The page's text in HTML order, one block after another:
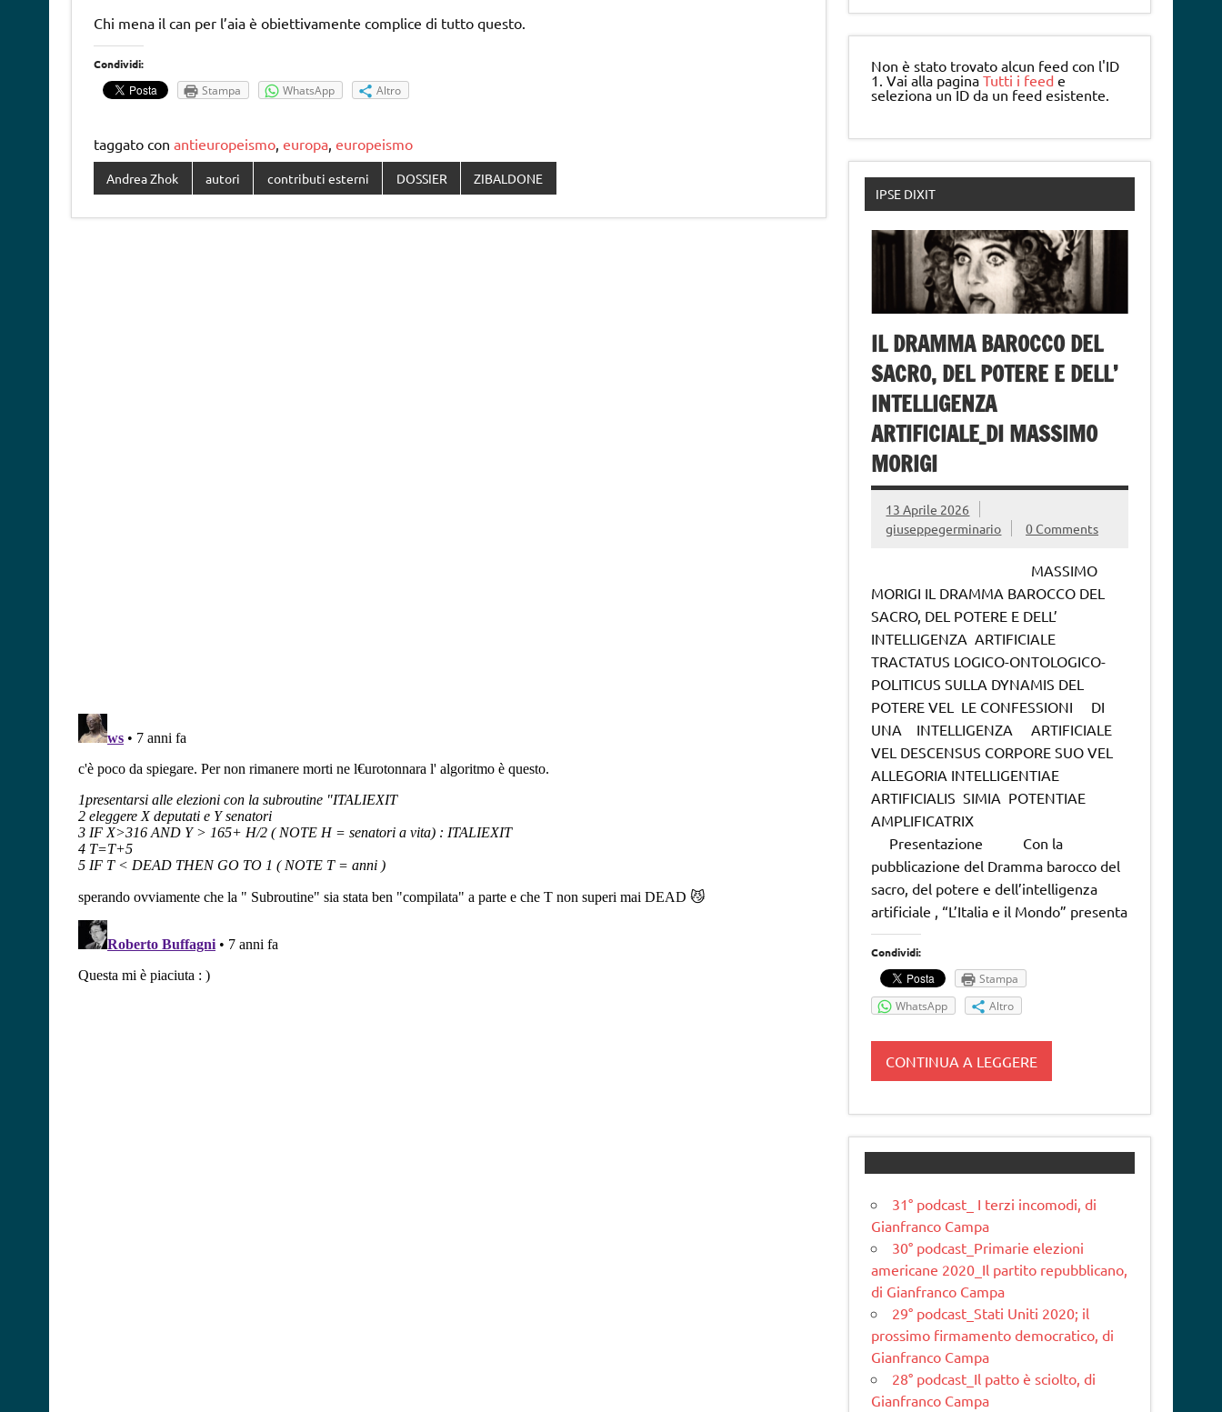
Chi mena il can per l’aia è obiettivamente complice di tutto questo.
Condividi:
Stampa WhatsApp Altro
taggato con antieuropeismo, europa, europeismo
Andrea Zhok autori contributi esterni DOSSIER ZIBALDONE
Non è stato trovato alcun feed con l'ID
1. Vai alla paginaTutti i feed e
seleziona un ID da un feed esistente.
IPSE DIXIT
IL DRAMMA BAROCCO DEL
SACRO, DEL POTERE E DELL’
INTELLIGENZA
ARTIFICIALE_DI MASSIMO
MORIGI
13 Aprile 2026
giuseppegerminario
0 Comments
MASSIMO
MORIGI IL DRAMMA BAROCCO DEL
SACRO, DEL POTERE E DELL’
INTELLIGENZA ARTIFICIALE
TRACTATUS LOGICO-ONTOLOGICO-
POLITICUS SULLA DYNAMIS DEL
POTERE VEL LE CONFESSIONI DI
UNA INTELLIGENZA ARTIFICIALE
VEL DESCENSUS CORPORE SUO VEL
ALLEGORIA INTELLIGENTIAE
ARTIFICIALIS SIMIA POTENTIAE
AMPLIFICATRIX
Presentazione Con la
pubblicazione del Dramma barocco del
sacro, del potere e dell’intelligenza
artificiale , “L’Italia e il Mondo” presenta
Condividi:
Stampa
WhatsApp
Altro
CONTINUA A LEGGERE
31° podcast_ I terzi incomodi, di
Gianfranco Campa
30° podcast_Primarie elezioni
americane 2020_Il partito repubblicano,
di Gianfranco Campa
29° podcast_Stati Uniti 2020; il
prossimo firmamento democratico, di
Gianfranco Campa
28° podcast_Il patto è sciolto, di
Gianfranco Campa